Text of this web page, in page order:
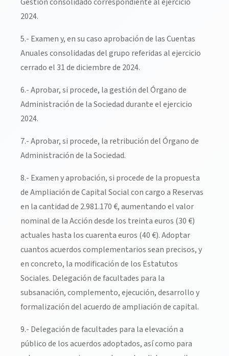
2024.
5.- Examen y, en su caso aprobación de las Cuentas
Anuales consolidadas del grupo referidas al ejercicio
cerrado el 31 de diciembre de 2024.
6.- Aprobar, si procede, la gestión del Órgano de
Administración de la Sociedad durante el ejercicio
2024.
7.- Aprobar, si procede, la retribución del Órgano de
Administración de la Sociedad.
8.- Examen y aprobación, si procede de la propuesta
de Ampliación de Capital Social con cargo a Reservas
en la cantidad de 2.981.170 €, aumentando el valor
nominal de la Acción desde los treinta euros (30 €)
actuales hasta los cuarenta euros (40 €). Adoptar
cuantos acuerdos complementarios sean precisos, y
en concreto, la modificación de los Estatutos
Sociales. Delegación de facultades para la
subsanación, complemento, ejecución, desarrollo y
formalización del acuerdo de ampliación de capital.
9.- Delegación de facultades para la elevación a
público de los acuerdos adoptados, así como para